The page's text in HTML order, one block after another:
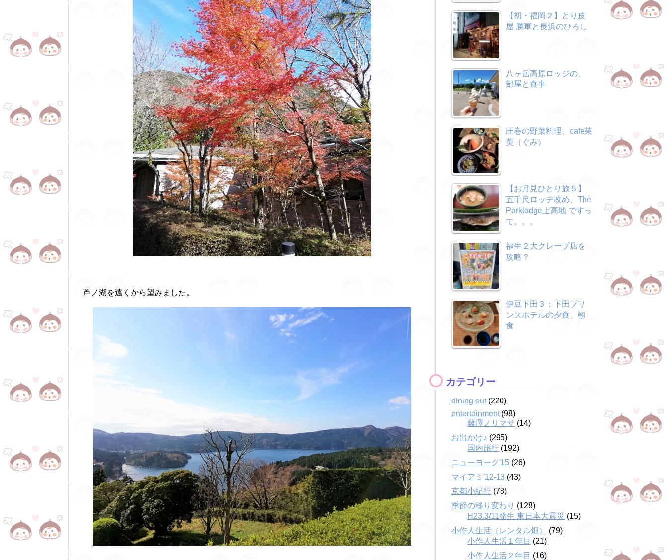
芦ノ湖を遠くから望みました。
【初・福岡２】とり皮
屋 勝軍と長浜のひろし
八ヶ岳高原ロッジの、
部屋と食事
圧巻の野菜料理、cafe茱
萸（ぐみ）
【お月見ひとり旅５】
五千尺ロッヂ改め、The
Parklodge上高地 ですっ
て。。。
福生２大クレープ店を
攻略？
伊豆下田３：下田プリ
ンスホテルの夕食、朝
食
カテゴリー
dining out(220)
entertainment(98)
藤澤ノリマサ (14)
お出かけ♪ (295)
国内旅行 (192)
ニューヨーク'15 (26)
マイアミ'12-13 (43)
京都小紀行 (78)
季節の移り変わり (128)
H23.3/11発生 東日本大震災 (15)
小作人生活（レンタル畑）
(79)
小作人生活１年目 (21)
小作人生活２年目 (16)